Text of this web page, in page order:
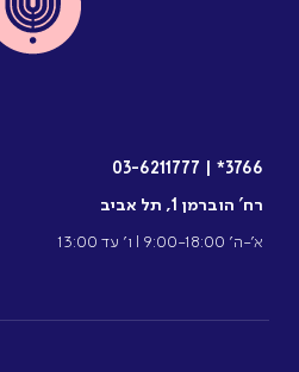
3766*
03-6211777
רח’ הוברמן 1, תל אביב
א’-ה’ 9:00-18:00 l ו’ עד 13:00